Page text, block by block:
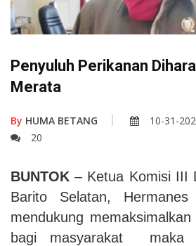
Penyuluh Perikanan
Merata
By HUMA BETANG 10-31-
20
BUNTOK – Ketua Komisi III
Barito Selatan,
mendukung
bagi masyarakat maka